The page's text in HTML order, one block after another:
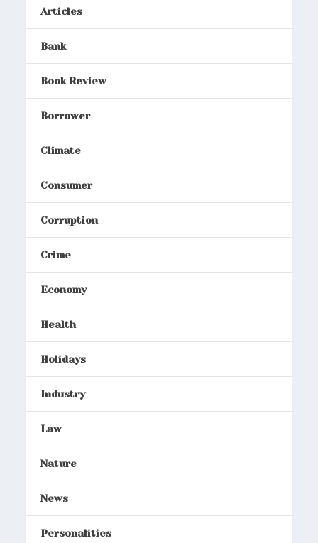
Articles
Bank
Book Review
Borrower
Climate
Consumer
Corruption
Crime
Economy
Health
Holidays
Industry
Law
Nature
News
Personalities